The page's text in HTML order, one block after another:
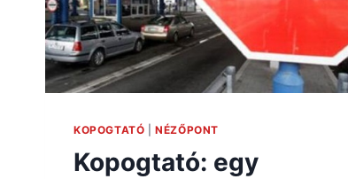
KOPOGTATÓ |NÉZŐPONT
Kopogtató: egy